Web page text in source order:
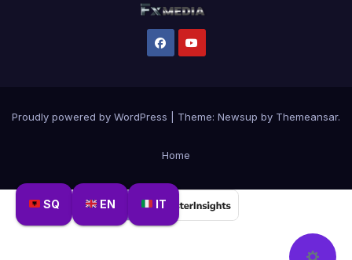
SQ EN IT
Proudly powered by WordPress Theme: Newsup by Themeansar.
Home